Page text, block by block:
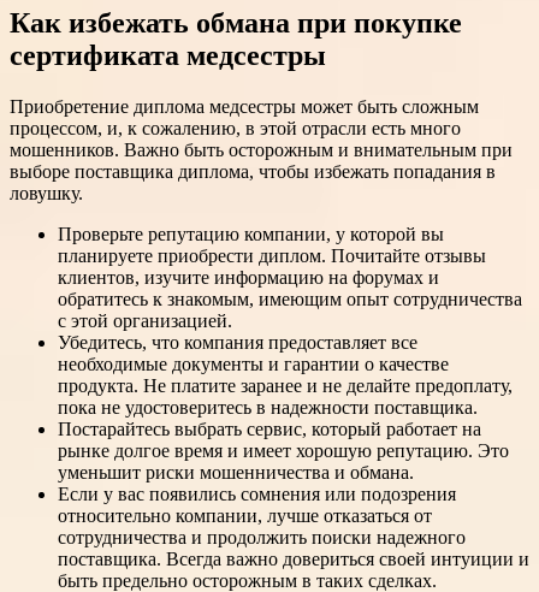
Как избежать обмана при покупке
сертификата медсестры
Приобретение диплома медсестры может быть сложным
процессом, и, к сожалению, в этой отрасли есть много
мошенников. Важно быть осторожным и внимательным при
выборе поставщика диплома, чтобы избежать попадания в
ловушку.
Проверьте репутацию компании, у которой вы
планируете приобрести диплом. Почитайте отзывы
клиентов, изучите информацию на форумах и
обратитесь к знакомым, имеющим опыт сотрудничества
с этой организацией.
Убедитесь, что компания предоставляет все
необходимые документы и гарантии о качестве
продукта. Не платите заранее и не делайте предоплату,
пока не удостоверитесь в надежности поставщика.
Постарайтесь выбрать сервис, который работает на
рынке долгое время и имеет хорошую репутацию. Это
уменьшит риски мошенничества и обмана.
Если у вас появились сомнения или подозрения
относительно компании, лучше отказаться от
сотрудничества и продолжить поиски надежного
поставщика. Всегда важно довериться своей интуиции и
быть предельно осторожным в таких сделках.